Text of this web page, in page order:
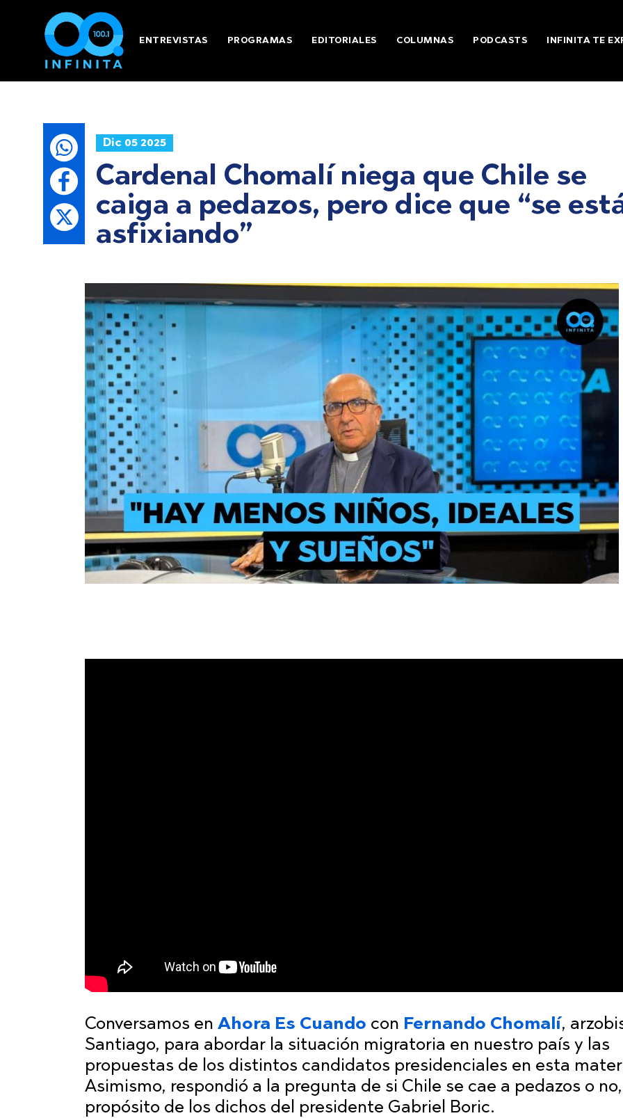
ENTREVISTAS PROGRAMAS EDITORIALES COLUMNAS PODCASTS INFINITA TE
Dic 05 2025
Cardenal Chomalí niega que Chile se
caiga a pedazos, pero dice que “se
asfixiando”
Conversamos en Ahora Es Cuando con Fernando Chomalí,
Santiago, para abordar la situación migratoria en nuestro país y las
propuestas de los distintos candidatos presidenciales en esta
Asimismo, respondió a la pregunta de si Chile se cae a pedazos o
propósito de los dichos del presidente Gabriel Boric.